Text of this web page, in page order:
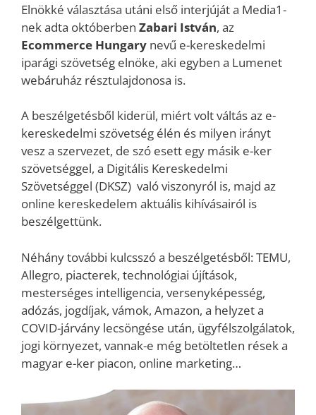
Elnökké választása utáni első interjúját a Media1-
nek adta októberben Zabari István, az
Ecommerce Hungary nevű e-kereskedelmi
iparági szövetség elnöke, aki egyben a Lumenet
webáruház résztulajdonosa is.
A beszélgetésből kiderül, miért volt váltás az e-
kereskedelmi szövetség élén és milyen irányt
vesz a szervezet, de szó esett egy másik e-ker
szövetséggel, a Digitális Kereskedelmi
Szövetséggel (DKSZ) való viszonyról is, majd az
online kereskedelem aktuális kihívásairól is
beszélgettünk.
Néhány további kulcsszó a beszélgetésből: TEMU,
Allegro, piacterek, technológiai újítások,
mesterséges intelligencia, versenyképesség,
adózás, jogdíjak, vámok, Amazon, a helyzet a
COVID-járvány lecsöngése után, ügyfélszolgálatok,
jogi környezet, vannak-e még betöltetlen rések a
magyar e-ker piacon, online marketing…